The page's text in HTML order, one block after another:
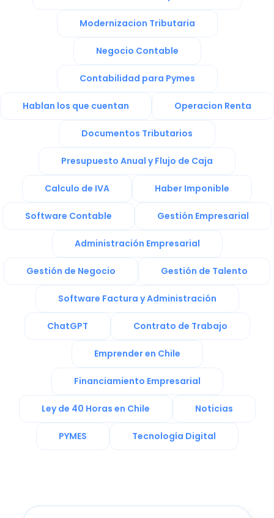
Modernizacion Tributaria
Negocio Contable
Contabilidad para Pymes
Hablan los que cuentan Operacion Renta
Documentos Tributarios
Presupuesto Anual y Flujo de Caja
Calculo de IVA Haber Imponible
Software Contable Gestión Empresarial
Administración Empresarial
Gestión de Negocio Gestión de Talento
Software Factura y Administración
ChatGPT Contrato de Trabajo
Emprender en Chile
Financiamiento Empresarial
Ley de 40 Horas en Chile Noticias
PYMES Tecnología Digital